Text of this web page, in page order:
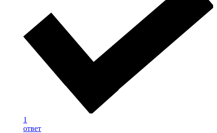
1
ответ